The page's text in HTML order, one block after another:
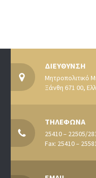
ΔΙΕΥΘΥΝΣΗ
Μητροπολιτικό
Ξάνθη 671 00,
ΤΗΛΕΦΩΝΑ
25410 – 22505/
Fax: 25410 –